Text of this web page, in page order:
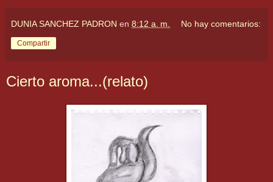
DUNIA SANCHEZ PADRON en 8:12 a. m. No hay comentarios:
Compartir
Cierto aroma...(relato)